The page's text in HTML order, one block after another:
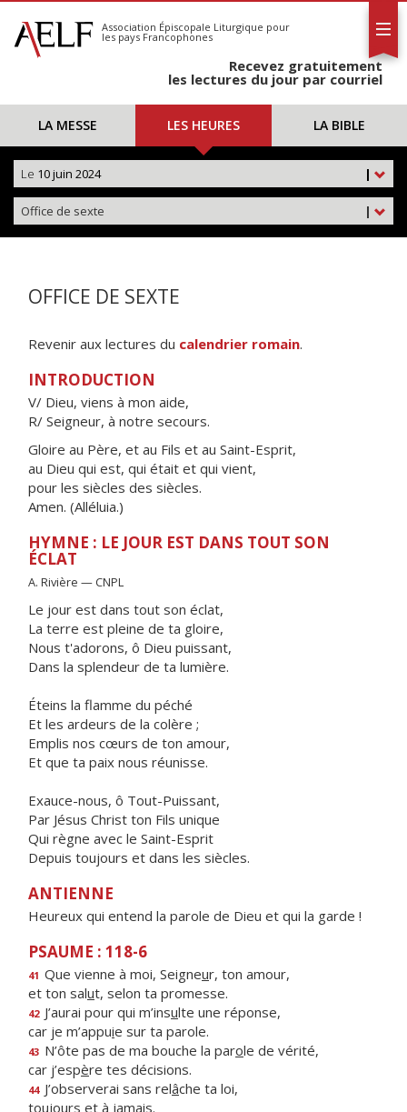
S'abonner
Calendrier
Association Épiscopale Liturgique pour
les pays Francophones
Recevez gratuitement
les lectures du jour par courriel
LA MESSE LES HEURES LA BIBLE
|
Le 10 juin 2024
|
Office de sexte
OFFICE DE SEXTE
Revenir aux lectures du calendrier romain.
INTRODUCTION
V/ Dieu, viens à mon aide,
R/ Seigneur, à notre secours.
Gloire au Père, et au Fils et au Saint-Esprit,
au Dieu qui est, qui était et qui vient,
pour les siècles des siècles.
Amen. (Alléluia.)
HYMNE : LE JOUR EST DANS TOUT SON
ÉCLAT
A. Rivière — CNPL
Le jour est dans tout son éclat,
La terre est pleine de ta gloire,
Nous t'adorons, ô Dieu puissant,
Dans la splendeur de ta lumière.
Éteins la flamme du péché
Et les ardeurs de la colère ;
Emplis nos cœurs de ton amour,
Et que ta paix nous réunisse.
Exauce-nous, ô Tout-Puissant,
Par Jésus Christ ton Fils unique
Qui règne avec le Saint-Esprit
Depuis toujours et dans les siècles.
ANTIENNE
Heureux qui entend la parole de Dieu et qui la garde !
PSAUME : 118-6
41 Que vienne à moi, Seigneur, ton amour,
et ton salut, selon ta promesse.
42 J’aurai pour qui m’insulte une réponse,
car je m’appuie sur ta parole.
43 N’ôte pas de ma bouche la parole de vérité,
car j’espère tes décisions.
44 J’observerai sans relâche ta loi,
toujours et à jamais.